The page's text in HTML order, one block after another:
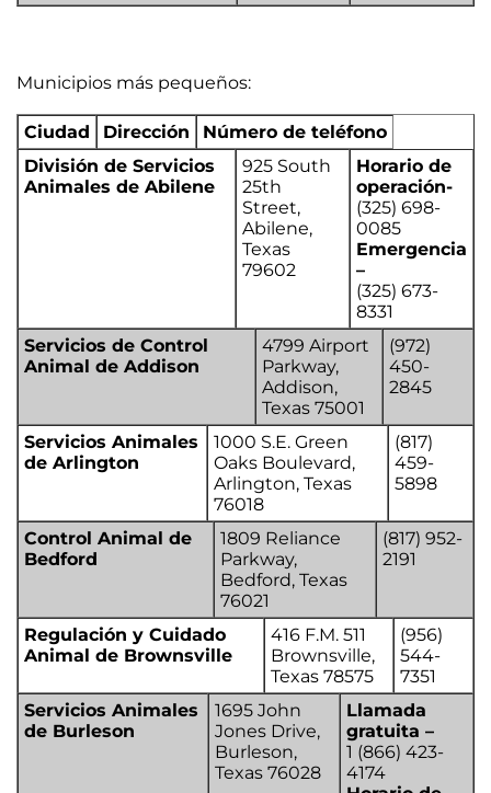
Municipios más pequeños:
Ciudad Dirección
Número de teléfono
División de Servicios
Animales de Abilene
925 South
25th
Street,
Abilene,
Texas
79602
Horario de
operación-
(325) 698-
0085
Emergencia
–
(325) 673-
8331
Servicios de Control
Animal de Addison
4799 Airport
Parkway,
Addison,
Texas 75001
(972)
450-
2845
Servicios Animales
de Arlington
1000 S.E. Green
Oaks Boulevard,
Arlington, Texas
76018
(817)
459-
5898
Control Animal de
Bedford
1809 Reliance
Parkway,
Bedford, Texas
76021
(817) 952-
2191
Regulación y Cuidado
Animal de Brownsville
416 F.M. 511
Brownsville,
Texas 78575
(956)
544-
7351
Servicios Animales
de Burleson
1695 John
Jones Drive,
Burleson,
Texas 76028
Llamada
gratuita –
1 (866) 423-
4174